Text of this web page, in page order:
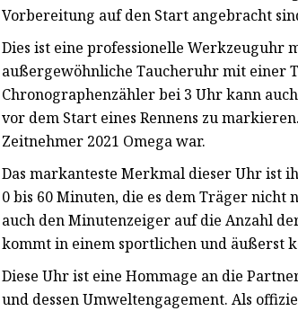
Vorbereitung auf den Start angebracht
Dies ist eine professionelle Werkzeuguhr
außergewöhnliche Taucheruhr mit einer
Chronographenzähler bei 3 Uhr kann
vor dem Start eines Rennens zu
Zeitnehmer 2021 Omega war.
Das markanteste Merkmal dieser Uhr ist
0 bis 60 Minuten, die es dem Träger nicht
auch den Minutenzeiger auf die Anzahl
kommt in einem sportlichen und äußerst
Diese Uhr ist eine Hommage an die
und dessen Umweltengagement. Als